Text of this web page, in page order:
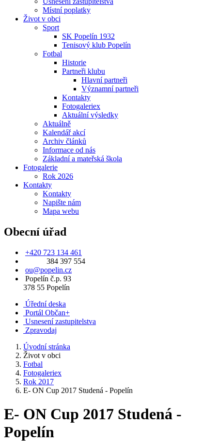
Místní poplatky
Život v obci
Sport
SK Popelín 1932
Tenisový klub Popelín
Fotbal
Historie
Partneři klubu
Hlavní partneři
Významní partneři
Kontakty
Fotogaleriex
Aktuální výsledky
Aktuálně
Kalendář akcí
Archiv článků
Informace od nás
Základní a mateřská škola
Fotogalerie
Rok 2026
Kontakty
Kontakty
Napište nám
Mapa webu
Obecní úřad
+420 723 134 461
384 397 554
ou@popelin.cz
Popelín č.p. 93
378 55 Popelín
Úřední deska
Portál Občan+
Usnesení zastupitelstva
Zpravodaj
Úvodní stránka
Život v obci
Fotbal
Fotogaleriex
Rok 2017
E- ON Cup 2017 Studená - Popelín
E- ON Cup 2017 Studená -
Popelín